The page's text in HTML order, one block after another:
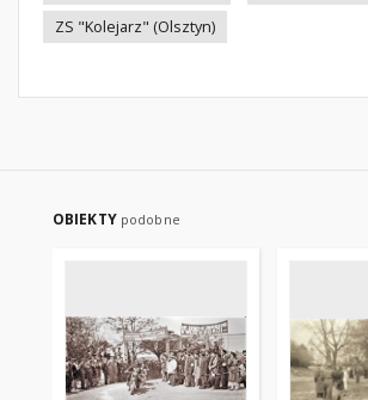
ZS "Kolejarz" (Olsztyn)
OBIEKTY podobne